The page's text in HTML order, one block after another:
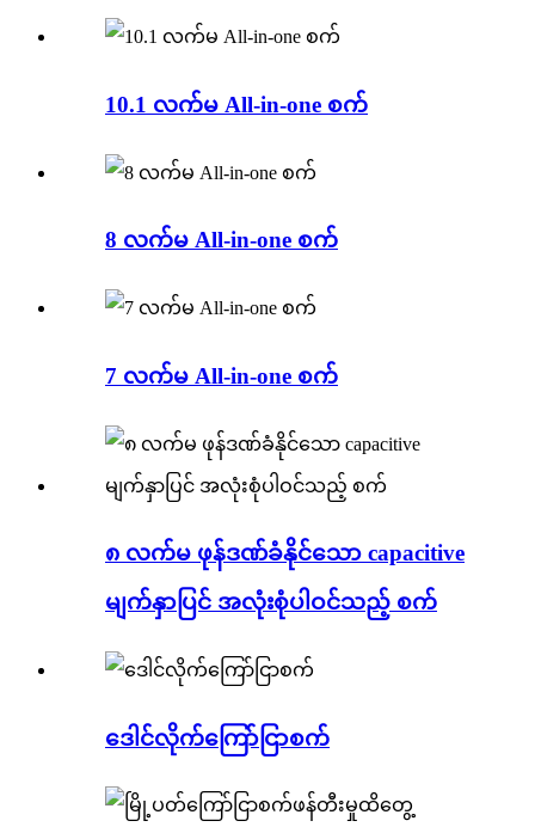
10.1 လက်မ All-in-one စက်
8 လက်မ All-in-one စက်
7 လက်မ All-in-one စက်
၈ လက်မ ဖုန်ဒဏ်ခံနိုင်သော capacitive
မျက်နှာပြင် အလုံးစုံပါဝင်သည့် စက်
ဒေါင်လိုက်ကြော်ငြာစက်